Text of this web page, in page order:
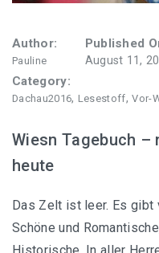
Author:
Pauline
Published
August 11,
Category:
Dachau2016, Lesestoff,Vor-
Wiesn Tagebuch –
heute
Das Zelt ist leer. Es
Schöne und